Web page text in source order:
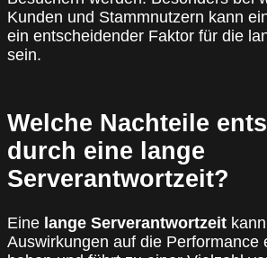
Kunden und Stammnutzern kann
ein entscheidender Faktor für die
sein.
Welche Nachteile
durch eine lange
Serverantwortzeit?
Eine lange Serverantwortzeit
Auswirkungen auf die Performance